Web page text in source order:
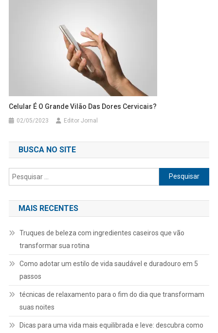
Celular É O Grande Vilão Das Dores Cervicais?
02/05/2023 Editor Jornal
BUSCA NO SITE
Pesquisar
por:
MAIS RECENTES
Truques de beleza com ingredientes caseiros que vão
transformar sua rotina
Como adotar um estilo de vida saudável e duradouro em 5
passos
técnicas de relaxamento para o fim do dia que transformam
suas noites
Dicas para uma vida mais equilibrada e leve: descubra como